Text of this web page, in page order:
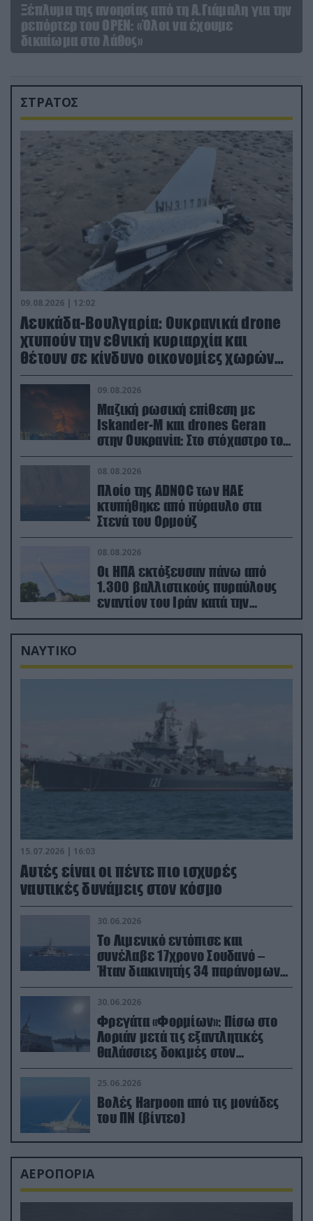
Ξέπλυμα της ανοησίας από τη Α.Γιάμαλη για την
ρεπόρτερ του ΟΡΕΝ: «Όλοι να έχουμε
δικαίωμα στο λάθος»
ΣΤΡΑΤΟΣ
09.08.2026 | 12:02
Λευκάδα-Βουλγαρία: Ουκρανικά drone
χτυπούν την εθνική κυριαρχία και
θέτουν σε κίνδυνο οικονομίες χωρών
του ΝΑΤΟ
09.08.2026
Μαζική ρωσική επίθεση με
Iskander-M και drones Geran
στην Ουκρανία: Στο στόχαστρο το
εργοστάσιο των Flamingo
08.08.2026
Πλοίο της ADNOC των ΗΑΕ
κτυπήθηκε από πύραυλο στα
Στενά του Ορμούζ
08.08.2026
Οι ΗΠΑ εκτόξευσαν πάνω από
1.300 βαλλιστικούς πυραύλους
εναντίον του Ιράν κατά την
διάρκεια του πολέμου
ΝΑΥΤΙΚΟ
15.07.2026 | 16:03
Aυτές είναι οι πέντε πιο ισχυρές
ναυτικές δυνάμεις στον κόσμο
30.06.2026
Το Λιμενικό εντόπισε και
συνέλαβε 17χρονο Σουδανό –
Ήταν διακινητής 34 παράνομων
μεταναστών
30.06.2026
Φρεγάτα «Φορμίων»: Πίσω στο
Λοριάν μετά τις εξαντλητικές
θαλάσσιες δοκιμές στον
απαιτητικό Βισκαϊκό
25.06.2026
Βολές Harpoon από τις μονάδες
του ΠΝ (βίντεο)
ΑΕΡΟΠΟΡΙΑ